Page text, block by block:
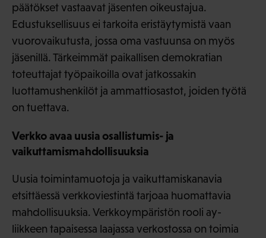
päätökset vastaavat jäsenten oikeustajua.
Edustuksellisuus ei tarkoita eristäytymistä vaan
vuorovaikutusta, jossa oma vastuunsa on myös
jäsenillä. Tärkeimmät paikallisen demokratian
toteuttajat työpaikoilla ovat jatkossakin
luottamushenkilöt ja ammattiosastot, joiden työtä
on tuettava.
Verkko avaa uusia osallistumis- ja
vaikuttamismahdollisuuksia
Uusia toimintamuotoja ja vaikuttamiskanavia
etsittäessä verkkoviestintä tarjoaa huomattavia
mahdollisuuksia. Verkkoympäristön rooli ay-
liikkeen tapaisessa laajassa verkostossa on toimia